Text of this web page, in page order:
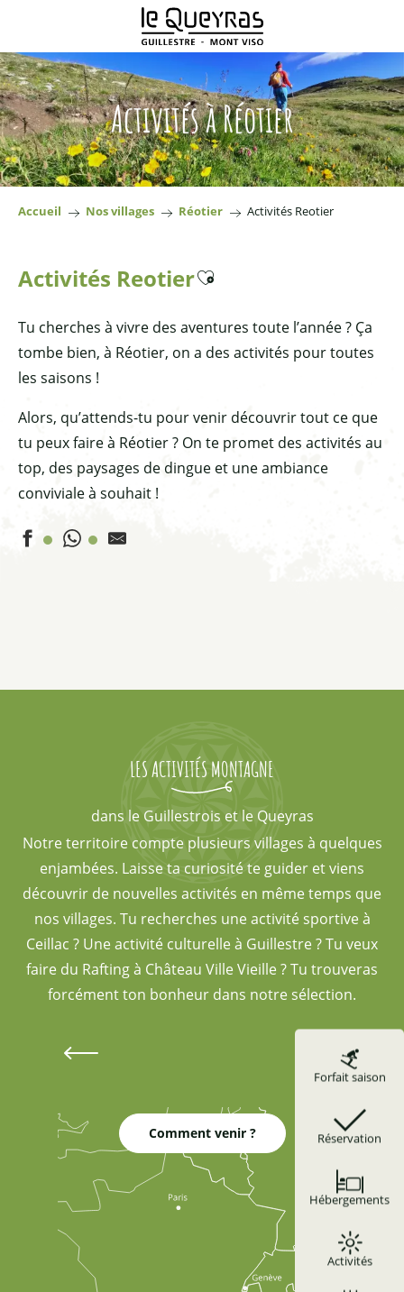
contenu
principal
Forfait saison
Réservation
Hébergements
Activités
Activités à Réotier
Accueil Nos villages Réotier Activités Reotier
Activités ReotierAjouter aux favoris
Tu cherches à vivre des aventures toute l’année ? Ça
tombe bien, à Réotier, on a des activités pour toutes
les saisons !
Alors, qu’attends-tu pour venir découvrir tout ce que
tu peux faire à Réotier ? On te promet des activités au
top, des paysages de dingue et une ambiance
conviviale à souhait !
LES ACTIVITÉS MONTAGNE
dans le Guillestrois et le Queyras
Notre territoire compte plusieurs villages à quelques
enjambées. Laisse ta curiosité te guider et viens
découvrir de nouvelles activités en même temps que
nos villages. Tu recherches une activité sportive à
Ceillac ? Une activité culturelle à Guillestre ? Tu veux
faire du Rafting à Château Ville Vieille ? Tu trouveras
forcément ton bonheur dans notre sélection.
Appartements et chalets
Comment venir ?